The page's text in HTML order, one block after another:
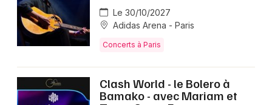
Le 30/10/2027
Adidas Arena - Paris
Concerts à Paris
Clash World - le Bolero à
Bamako - avec Mariam et